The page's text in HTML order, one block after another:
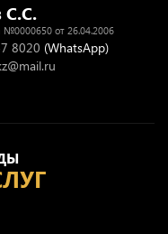
С.С.
№0000650 от 26.04.2006
8020 (WhatsApp)